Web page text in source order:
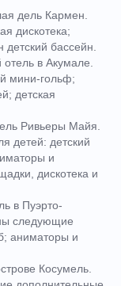
дель Кармен.
дискотека;
бассейн.
в Акумале.
мини-гольф;
детская
Ривьеры Майя.
детей: детский
и
дискотека и
в Пуэрто-
следующие
аниматоры и
Косумель.